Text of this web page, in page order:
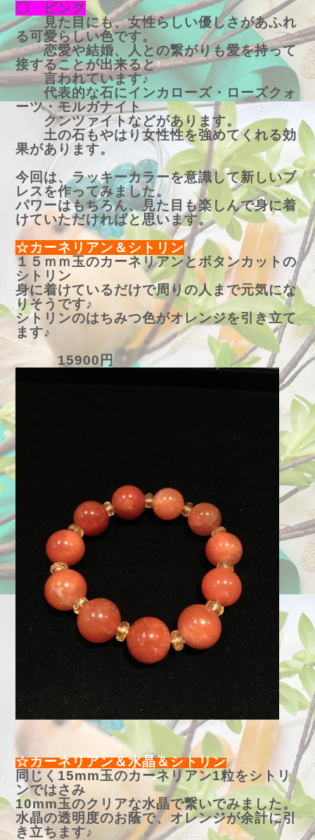
〇 ピンク
見た目にも、女性らしい優しさがあふれ
る可愛らしい色です。
恋愛や結婚、人との繋がりも愛を持って
接することが出来ると
言われています♪
代表的な石にインカローズ・ローズクォ
ーツ・モルガナイト
クンツァイトなどがあります。
土の石もやはり女性性を強めてくれる効
果があります。
今回は、ラッキーカラーを意識して新しいブ
レスを作ってみました。
パワーはもちろん、見た目も楽しんで身に着
けていただければと思います。
☆カーネリアン＆シトリン
１５ｍｍ玉のカーネリアンとボタンカットの
シトリン
身に着けているだけで周りの人まで元気にな
りそうです♪
シトリンのはちみつ色がオレンジを引き立て
ます♪
15900円
☆カーネリアン＆水晶＆シトリン
同じく15mm玉のカーネリアン1粒をシトリ
ンではさみ
10mm玉のクリアな水晶で繋いでみました。
水晶の透明度のお蔭で、オレンジが余計に引
き立ちます♪